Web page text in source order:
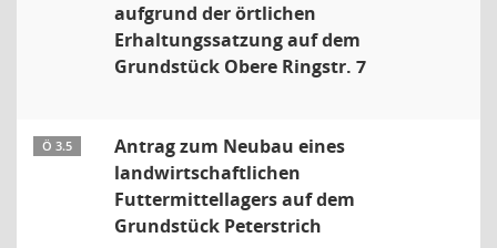
aufgrund der örtlichen
Erhaltungssatzung auf dem
Grundstück Obere Ringstr. 7
Ö 3.5
Antrag zum Neubau eines
landwirtschaftlichen
Futtermittellagers auf dem
Grundstück Peterstrich